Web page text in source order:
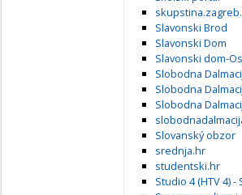
Slavonski Brod
Slavonski Dom
Slavonski dom-
Slobodna
Slobodna
Slobodna
Slovanský obzor
srednja.hr
studentski.hr
Studio 4 (HTV 4) -